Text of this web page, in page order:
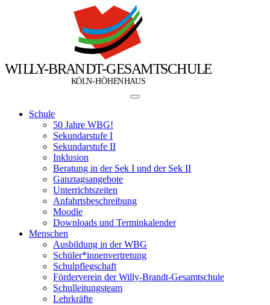
WILLY-BRANDT-GESAMTSCHULE
KÖLN-HÖHENHAUS
Schule
50 Jahre WBG!
Sekundarstufe I
Sekundarstufe II
Inklusion
Beratung in der Sek I und der Sek II
Ganztagsangebote
Unterrichtszeiten
Anfahrtsbeschreibung
Moodle
Downloads und Terminkalender
Menschen
Ausbildung in der WBG
Schüler*innenvertretung
Schulpflegschaft
Förderverein der Willy-Brandt-Gesamtschule
Schulleitungsteam
Lehrkräfte